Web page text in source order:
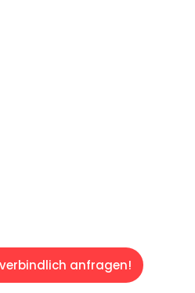
anfragen!